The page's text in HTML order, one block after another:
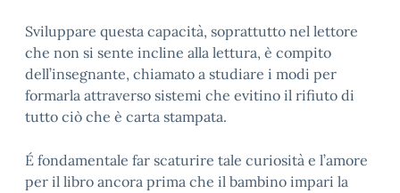
Sviluppare questa capacità, soprattutto nel lettore
che non si sente incline alla lettura, è compito
dell’insegnante, chiamato a studiare i modi per
formarla attraverso sistemi che evitino il rifiuto di
tutto ciò che è carta stampata.
É fondamentale far scaturire tale curiosità e l’amore
per il libro ancora prima che il bambino impari la